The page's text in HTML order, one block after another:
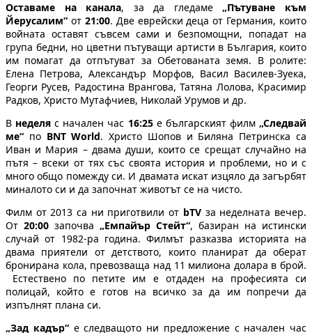
Оставаме на канала, за да гледаме„Пътуване към
Йерусалим“ от 21:00. Две еврейски деца от Германия, които
войната оставят съвсем сами и безпомощни, попадат на
група бедни, но цветни пътуващи артисти в България, които
им помагат да отпътуват за Обетованата земя. В ролите:
Елена Петрова, Александър Морфов, Васил Василев-Зуека,
Георги Русев, Радостина Врангова, Татяна Лолова, Красимир
Радков, Христо Мутафчиев, Николай Урумов и др.
В неделя с начален час 16:25е българският филм„Следвай
ме“ по BNT World. Христо Шопов и Биляна Петринска са
Иван и Мария – двама души, които се срещат случайно на
пътя – всеки от тях със своята история и проблеми, но и с
много общо помежду си. И двамата искат изцяло да загърбят
миналото си и да започнат животът се на чисто.
Филм от 2013 са ни приготвили от bTV за неделната вечер.
От 20:00 започва „Емпайър Стейт“, базиран на истински
случай от 1982-ра година. Филмът разказва историята на
двама приятели от детството, които планират да оберат
бронирана кола, превозваща над 11 милиона долара в брой.
Естествено по петите им е отдаден на професията си
полицай, който е готов на всичко за да им попречи да
изпълнят плана си.
„Зад кадър“е следващото ни предложение с начален час